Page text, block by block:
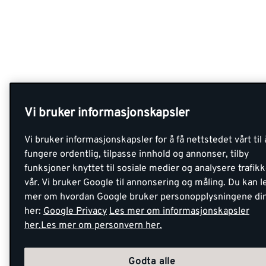
Vi bruker informasjonskapsler
Vi bruker informasjonskapsler for å få nettstedet vårt til
fungere ordentlig, tilpasse innhold og annonser, tilby
funksjoner knyttet til sosiale medier og analysere
vår. Vi bruker Google til annonsering og måling. Du kan
mer om hvordan Google bruker personopplysningene
her: Google Privacy Les mer om informasjonskapsler
her.Les mer om personvern her.
Godta alle